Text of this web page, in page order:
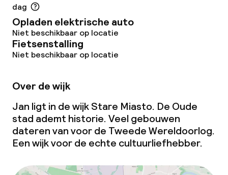
dag
Opladen elektrische auto
Niet beschikbaar op locatie
Fietsenstalling
Niet beschikbaar op locatie
Over de wijk
Jan ligt in de wijk Stare Miasto. De Oude
stad ademt historie. Veel gebouwen
dateren van voor de Tweede Wereldoorlog.
Een wijk voor de echte cultuurliefhebber.